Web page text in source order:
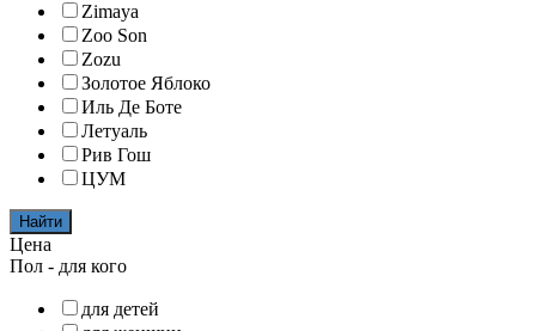
Zimaya
Zoo Son
Zozu
Золотое Яблоко
Иль Де Боте
Летуаль
Рив Гош
ЦУМ
Найти
Цена
Пол - для кого
для детей